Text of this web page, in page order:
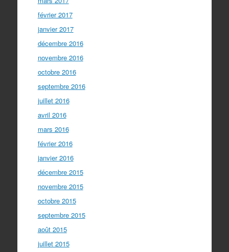
février 2017
janvier 2017
décembre 2016
novembre 2016
octobre 2016
septembre 2016
juillet 2016
avril 2016
mars 2016
février 2016
janvier 2016
décembre 2015
novembre 2015
octobre 2015
septembre 2015
août 2015
juillet 2015